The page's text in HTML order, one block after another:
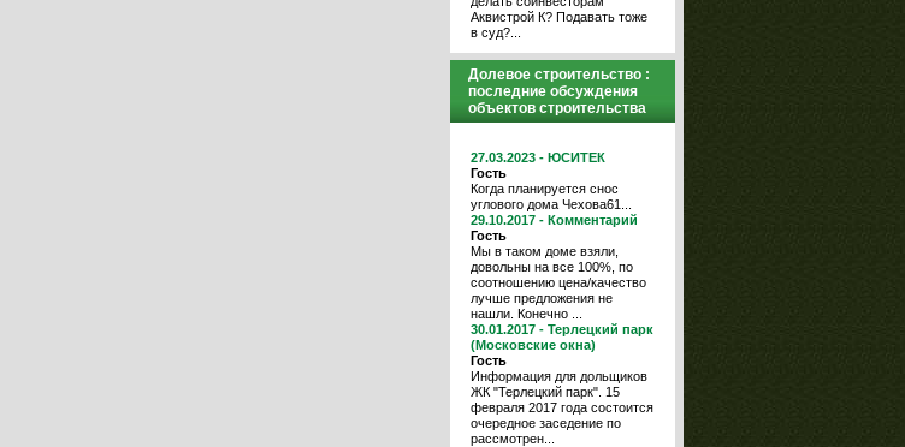
Аквистрой К? Подавать тоже
в суд?...
Долевое строительство :
последние обсуждения
объектов строительства
27.03.2023 - ЮСИТЕК
Гость
Когда планируется снос
углового дома Чехова61...
29.10.2017 - Комментарий
Гость
Мы в таком доме взяли,
довольны на все 100%, по
соотношению цена/качество
лучше предложения не
нашли. Конечно ...
30.01.2017 - Терлецкий парк
(Московские окна)
Гость
Информация для дольщиков
ЖК "Терлецкий парк". 15
февраля 2017 года состоится
очередное заседение по
рассмотрен...